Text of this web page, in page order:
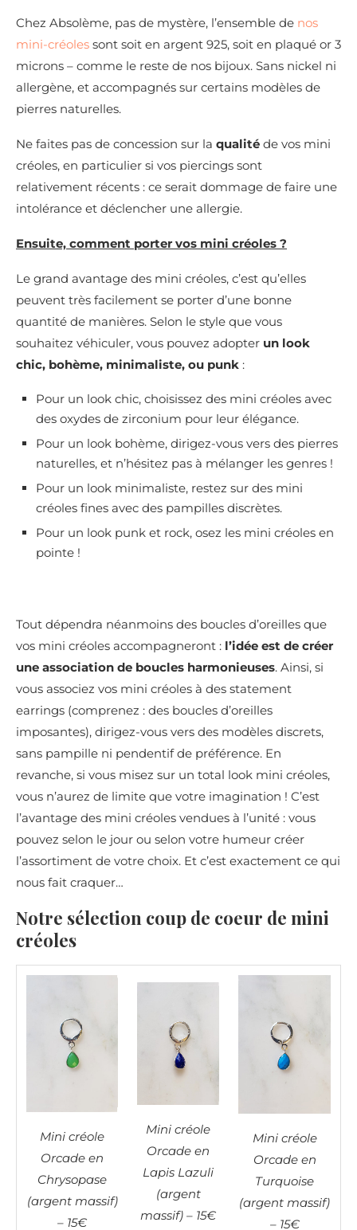
Chez Absolème, pas de mystère, l’ensemble de nos
mini-créoles sont soit en argent 925, soit en plaqué or 3
microns – comme le reste de nos bijoux. Sans nickel ni
allergène, et accompagnés sur certains modèles de
pierres naturelles.
Ne faites pas de concession sur la qualité de vos mini
créoles, en particulier si vos piercings sont
relativement récents : ce serait dommage de faire une
intolérance et déclencher une allergie.
Ensuite, comment porter vos mini créoles ?
Le grand avantage des mini créoles, c’est qu’elles
peuvent très facilement se porter d’une bonne
quantité de manières. Selon le style que vous
souhaitez véhiculer, vous pouvez adopter un look
chic, bohème, minimaliste, ou punk :
Pour un look chic, choisissez des mini créoles avec
des oxydes de zirconium pour leur élégance.
Pour un look bohème, dirigez-vous vers des pierres
naturelles, et n’hésitez pas à mélanger les genres !
Pour un look minimaliste, restez sur des mini
créoles fines avec des pampilles discrètes.
Pour un look punk et rock, osez les mini créoles en
pointe !
Tout dépendra néanmoins des boucles d’oreilles que
vos mini créoles accompagneront : l’idée est de créer
une association de boucles harmonieuses. Ainsi, si
vous associez vos mini créoles à des statement
earrings (comprenez : des boucles d’oreilles
imposantes), dirigez-vous vers des modèles discrets,
sans pampille ni pendentif de préférence. En
revanche, si vous misez sur un total look mini créoles,
vous n’aurez de limite que votre imagination ! C’est
l’avantage des mini créoles vendues à l’unité : vous
pouvez selon le jour ou selon votre humeur créer
l’assortiment de votre choix. Et c’est exactement ce qui
nous fait craquer…
Notre sélection coup de coeur de mini
créoles
Mini créole
Orcade en
Chrysopase
(argent massif)
– 15€
Mini créole
Orcade en
Lapis Lazuli
(argent
massif) – 15€
Mini créole
Orcade en
Turquoise
(argent massif)
– 15€